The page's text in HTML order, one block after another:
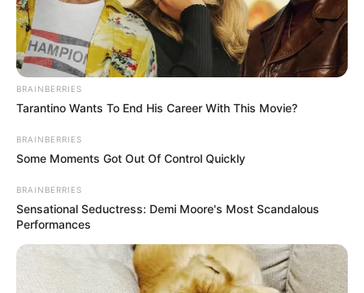
ao Judiciário, decidiu não apoiar Messias. Além
disso, deixou claro a aliados que deve votar
contra o indicado. A postura dele é considerada
um movimento pesado, porque influencia
diretamente outros senadores, inclusive aqueles
que normalmente acompanham decisões do
governo. Ao se posicionar contra, ele muda a
balança interna da votação e abre espaço para
uma possível derrota do Planalto.
O senador também aproveitou o momento para